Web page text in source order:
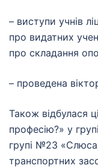
– виступи учнів
про видатних
про складання
– проведена
Також відбулася
професію?» у
групі №23
транспортних